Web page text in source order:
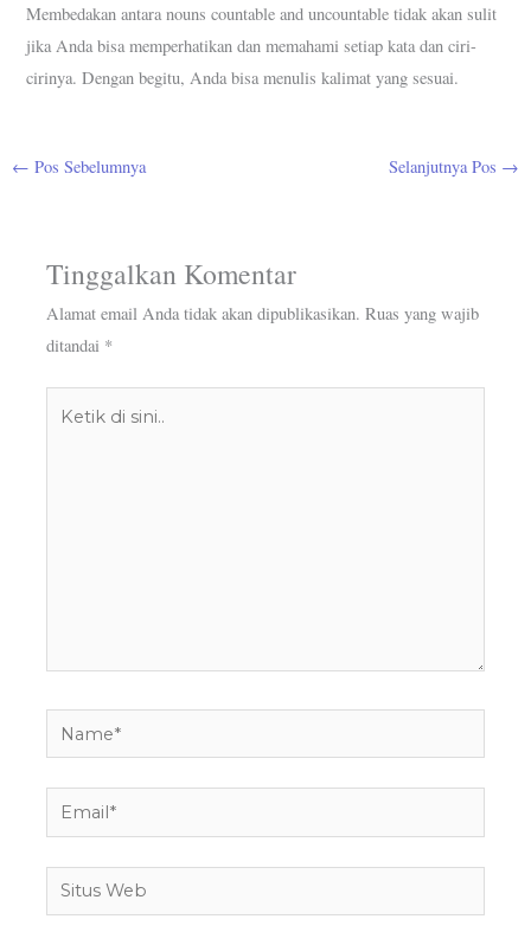
Membedakan antara nouns countable and uncountable tidak akan sulit
jika Anda bisa memperhatikan dan memahami setiap kata dan ciri-
cirinya. Dengan begitu, Anda bisa menulis kalimat yang sesuai.
← Pos Sebelumnya Selanjutnya Pos →
Tinggalkan Komentar
Alamat email Anda tidak akan dipublikasikan. Ruas yang wajib
ditandai *
Name*
Email*
Situs
Web